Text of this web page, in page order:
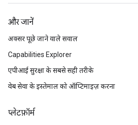
और जानें
अक्सर पूछे जाने वाले सवाल
Capabilities Explorer
एपीआई सुरक्षा के सबसे सही तरीके
वेब सेवा के इस्तेमाल को ऑप्टिमाइज़ करना
प्‍लेटफ़ॉर्म